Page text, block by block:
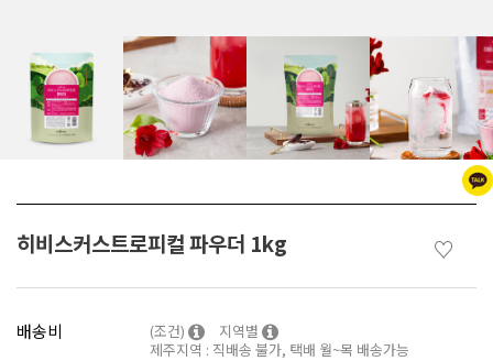
히비스커스트로피컬 파우더 1kg ♡
배송비 (조건)
지역별
제주지역 : 직배송 불가, 택배 월~목 배송가능